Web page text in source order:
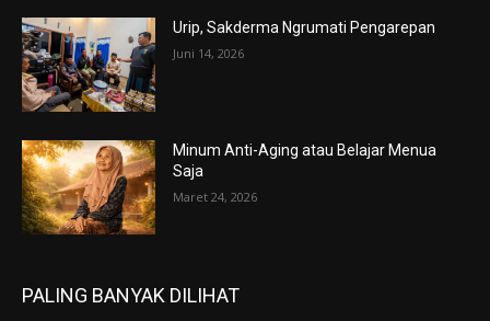
Urip, Sakderma Ngrumati Pengarepan
Juni 14, 2026
Minum Anti-Aging atau Belajar Menua
Saja
Maret 24, 2026
PALING BANYAK DILIHAT